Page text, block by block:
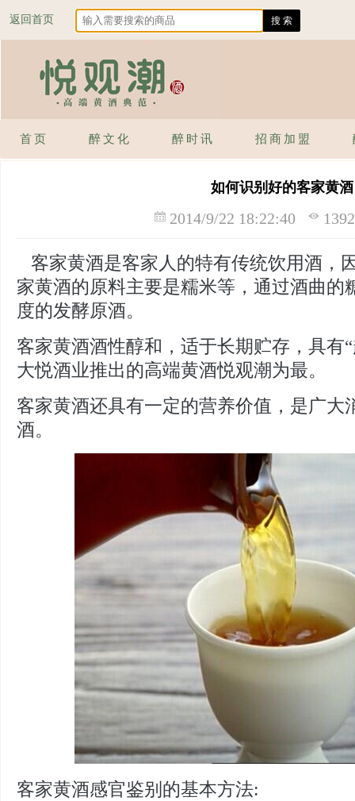
返回首页
首页 醉文化 醉时讯 招商加盟
如何识别好的客家黄酒
2014/9/22 18:22:40
客家黄酒是客家人的特有传统饮用酒，
家黄酒的原料主要是糯米等，通过酒曲的
度的发酵原酒。
客家黄酒酒性醇和，适于长期贮存，具有
大悦酒业推出的高端黄酒悦观潮为最。
客家黄酒还具有一定的营养价值，是广大
酒。
客家黄酒感官鉴别的基本方法: